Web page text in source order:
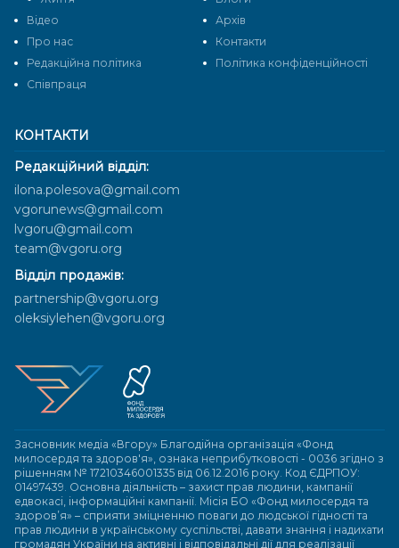
КОНТАКТИ
Редакційний відділ:
ilona.polesova@gmail.com
vgorunews@gmail.com
lvgoru@gmail.com
team@vgoru.org
Відділ продажів:
partnership@vgoru.org
oleksiylehen@vgoru.org
Засновник медіа «Вгору» Благодійна організація «Фонд
милосердя та здоров'я», ознака неприбутковості - 0036 згідно з
рішенням № 17210346001335 від 06.12.2016 року. Код ЄДРПОУ:
01497439. Основна діяльність – захист прав людини, кампанії
едвокасі, інформаційні кампанії. Місія БО «Фонд милосердя та
здоров’я» – сприяти зміцненню поваги до людської гідності та
прав людини в українському суспільстві, давати знання і надихати
громадян України на активні і відповідальні дії для реалізації
Відео
Архів
Про нас
Контакти
Редакційна політика
Політика конфіденційності
Cпівпраця